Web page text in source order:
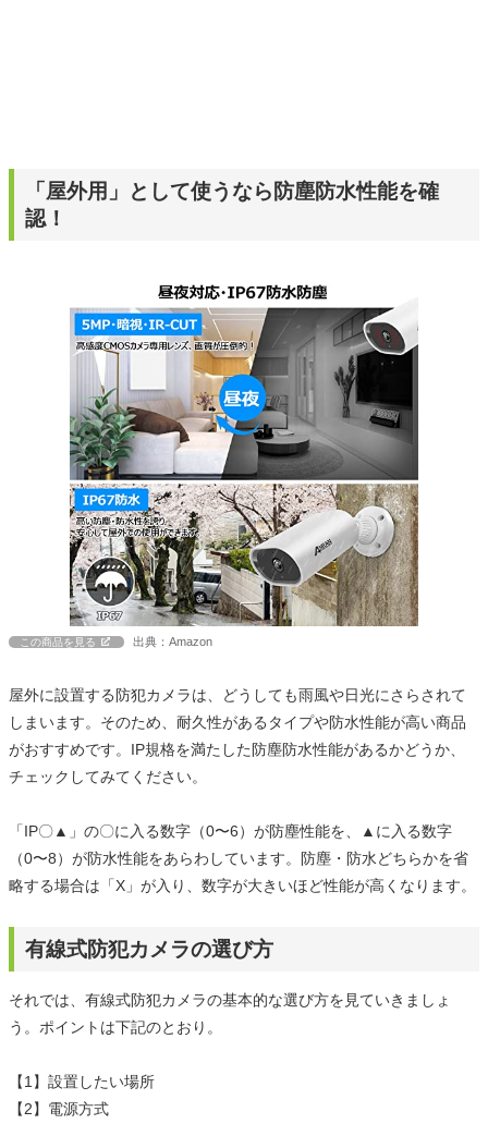
「屋外用」として使うなら防塵防水性能を確
認！
この商品を見る 出典：Amazon
屋外に設置する防犯カメラは、どうしても雨風や日光にさらされて
しまいます。そのため、耐久性があるタイプや防水性能が高い商品
がおすすめです。IP規格を満たした防塵防水性能があるかどうか、
チェックしてみてください。
「IP〇▲」の〇に入る数字（0〜6）が防塵性能を、▲に入る数字
（0〜8）が防水性能をあらわしています。防塵・防水どちらかを省
略する場合は「X」が入り、数字が大きいほど性能が高くなります。
有線式防犯カメラの選び方
それでは、有線式防犯カメラの基本的な選び方を見ていきましょ
う。ポイントは下記のとおり。
【1】設置したい場所
【2】電源方式